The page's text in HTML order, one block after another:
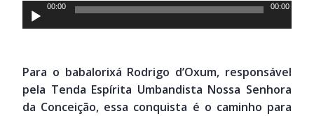
Tocador
de
00:00 00:00
Para o babalorixá Rodrigo d’Oxum, responsável
pela Tenda Espírita Umbandista Nossa Senhora
da Conceição, essa conquista é o caminho para